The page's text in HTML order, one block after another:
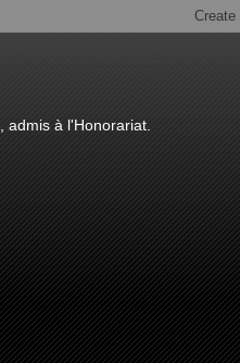
à l'Honorariat.